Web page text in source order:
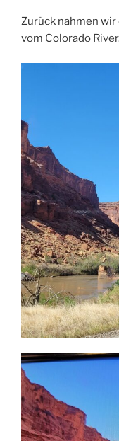
Zurück nahmen wir
vom Colorado